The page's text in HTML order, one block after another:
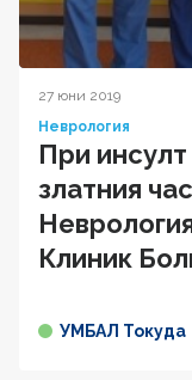
27 юни 2019
Неврология
При
златния
Клиник
УМБАЛ Токуда